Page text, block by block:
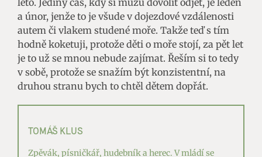
a únor, jenže to je všude v dojezdové vzdálenosti
autem či vlakem studené moře. Takže teď s tím
hodně koketuji, protože děti o moře stojí, za pět let
je to už se mnou nebude zajímat. Řeším si to tedy
v sobě, protože se snažím být konzistentní, na
druhou stranu bych to chtěl dětem dopřát.
TOMÁŠ KLUS
Zpěvák, písničkář, hudebník a herec. V mládí se